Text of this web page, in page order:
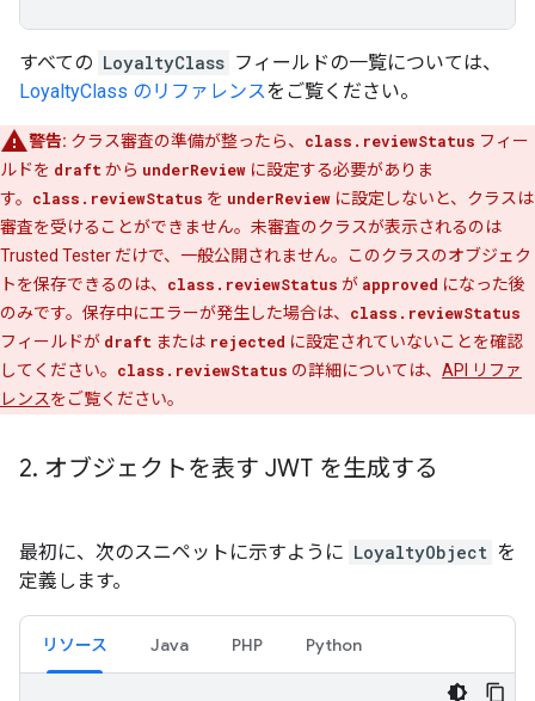
すべての LoyaltyClass フィールドの一覧については、
LoyaltyClass のリファレンスをご覧ください。
警告: クラス審査の準備が整ったら、 class.reviewStatus フィー
ルドを draft から underReview に設定する必要がありま
す。 class.reviewStatus を underReview に設定しないと、クラスは
審査を受けることができません。未審査のクラスが表示されるのは
Trusted Tester だけで、一般公開されません。このクラスのオブジェク
トを保存できるのは、 class.reviewStatus が approved になった後
のみです。保存中にエラーが発生した場合は、 class.reviewStatus
フィールドが draft または rejected に設定されていないことを確認
してください。 class.reviewStatus の詳細については、 API リファ
レンスをご覧ください。
2. オブジェクトを表す JWT を生成する
最初に、次のスニペットに示すように LoyaltyObject を
定義します。
リソース Java PHP Python